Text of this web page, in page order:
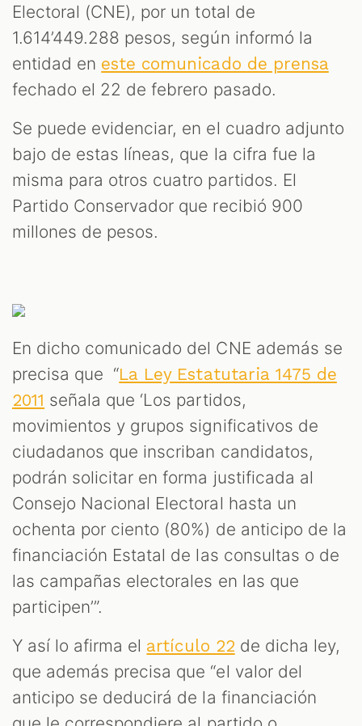
Electoral (CNE), por un total de
1.614’449.288 pesos, según informó la
entidad en este comunicado de prensa
fechado el 22 de febrero pasado.
Se puede evidenciar, en el cuadro adjunto
bajo de estas líneas, que la cifra fue la
misma para otros cuatro partidos. El
Partido Conservador que recibió 900
millones de pesos.
En dicho comunicado del CNE además se
precisa que “La Ley Estatutaria 1475 de
2011 señala que ‘Los partidos,
movimientos y grupos significativos de
ciudadanos que inscriban candidatos,
podrán solicitar en forma justificada al
Consejo Nacional Electoral hasta un
ochenta por ciento (80%) de anticipo de la
financiación Estatal de las consultas o de
las campañas electorales en las que
participen’”.
Y así lo afirma el artículo 22 de dicha ley,
que además precisa que “el valor del
anticipo se deducirá de la financiación